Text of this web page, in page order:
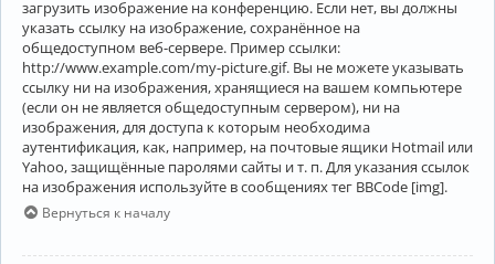
загрузить изображение на конференцию. Если нет, вы должны
указать ссылку на изображение, сохранённое на
общедоступном веб-сервере. Пример ссылки:
http://www.example.com/my-picture.gif. Вы не можете указывать
ссылку ни на изображения, хранящиеся на вашем компьютере
(если он не является общедоступным сервером), ни на
изображения, для доступа к которым необходима
аутентификация, как, например, на почтовые ящики Hotmail или
Yahoo, защищённые паролями сайты и т. п. Для указания ссылок
на изображения используйте в сообщениях тег BBCode [img].
Вернуться к началу